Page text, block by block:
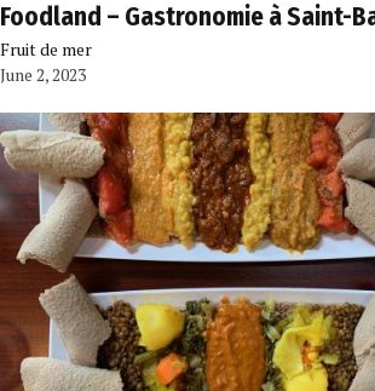
Foodland – Gastronomie à Saint-
Fruit de mer
June 2, 2023